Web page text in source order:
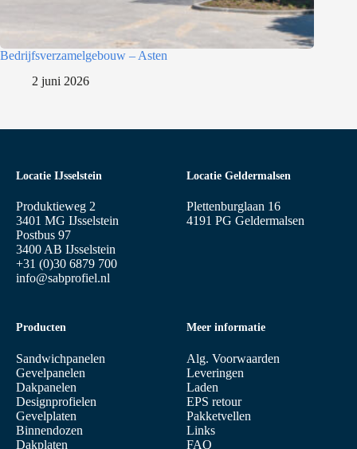
Bedrijfsverzamelgebouw – Asten
2 juni 2026
Locatie IJsselstein
Produktieweg 2
3401 MG IJsselstein
Postbus 97
3400 AB IJsselstein
+31 (0)30 6879 700
info@sabprofiel.nl
Producten
Sandwichpanelen
Gevelpanelen
Dakpanelen
Designprofielen
Gevelplaten
Binnendozen
Dakplaten
Meer informatie
Alg. Voorwaarden
Leveringen
Laden
EPS retour
Pakketvellen
Links
FAQ
Locatie Geldermalsen
Plettenburglaan 16
4191 PG Geldermalsen